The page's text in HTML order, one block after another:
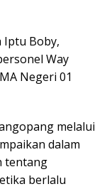
Iptu Boby,
Way
Negeri 01
melalui
dalam
tentang
berlalu